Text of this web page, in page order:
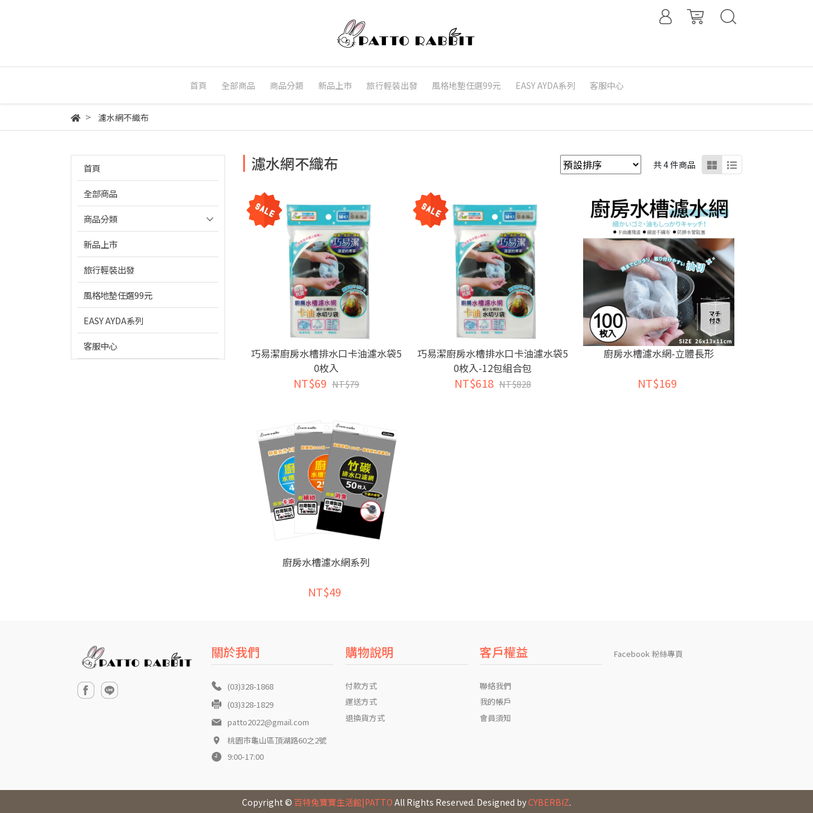
首頁 全部商品 商品分類 新品上市 旅行輕裝出發 風格地墊任選99元 EASY AYDA系列 客服中心
濾水網不織布
首頁
全部商品
商品分類
新品上市
旅行輕裝出發
風格地墊任選99元
EASY AYDA系列
客服中心
濾水網不織布 共 4 件商品
巧易潔廚房水槽排水口卡油濾水袋5
0枚入
NT$69 NT$79
巧易潔廚房水槽排水口卡油濾水袋5
0枚入-12包組合包
NT$618 NT$828
廚房水槽濾水網-立體長形
NT$169
廚房水槽濾水網系列
NT$49
關於我們
(03)328-1868
(03)328-1829
patto2022@gmail.com
桃園市龜山區頂湖路60之2號
9:00-17:00
購物說明
付款方式
運送方式
退換貨方式
客戶權益
聯絡我們
我的帳戶
會員須知
Facebook 粉絲專頁
Copyright © 百特兔寶寶生活館|PATTO All Rights Reserved. Designed byCYBERBIZ.